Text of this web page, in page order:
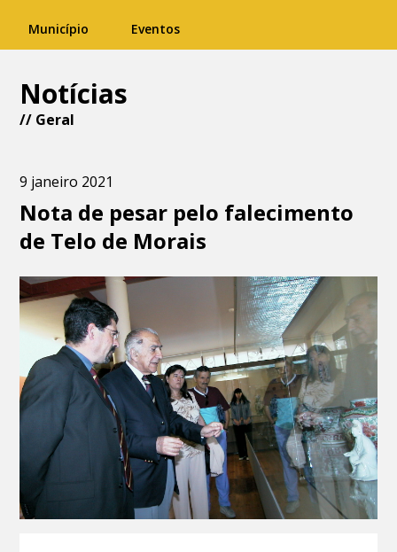
Município Eventos
Notícias
// Geral
9 janeiro 2021
Nota de pesar pelo falecimento
de Telo de Morais